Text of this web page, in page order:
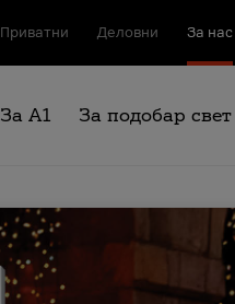
Приватни Деловни За нас
За А1 За подобар свет